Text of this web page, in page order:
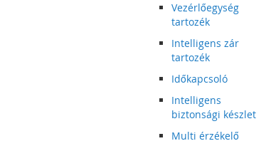
Vezérlőegység
tartozék
Intelligens zár
tartozék
Időkapcsoló
Intelligens
biztonsági készlet
Multi érzékelő